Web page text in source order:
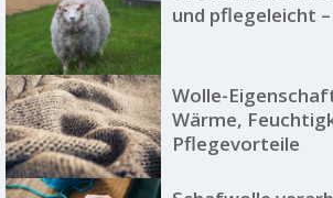
und pflegeleicht
Wolle-
Wärme,
Pflegevorteile